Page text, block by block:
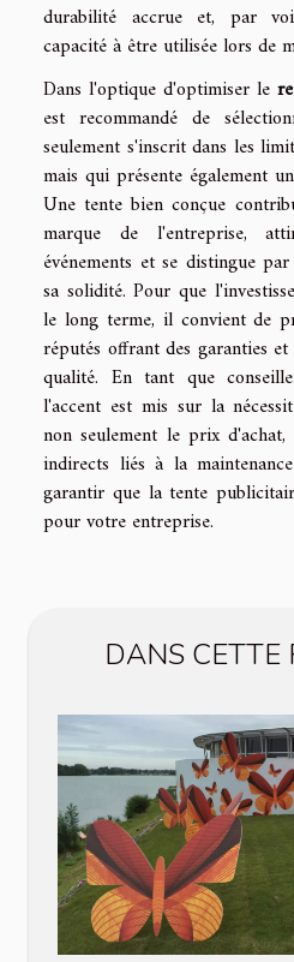
durabilité accrue et, par
capacité à être utilisée lors de
Dans l'optique d'optimiser le
est recommandé de
seulement s'inscrit dans les
mais qui présente également un
Une tente bien conçue
marque de l'entreprise,
événements et se distingue
sa solidité. Pour que
le long terme, il convient de
réputés offrant des garanties
qualité. En tant que
l'accent est mis sur la
non seulement le prix
indirects liés à la
garantir que la tente
pour votre entreprise.
DANS CETTE